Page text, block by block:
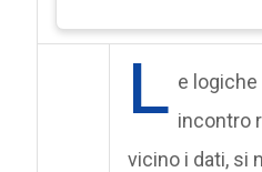
L e logiche
incontro
vicino i dati, si